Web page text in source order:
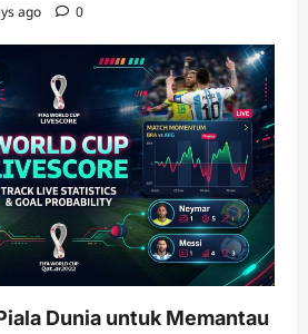
ago 0
Dunia untuk Memantau